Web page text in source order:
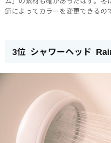
節によってカラーを変更できるの
3位 シャワーヘッド